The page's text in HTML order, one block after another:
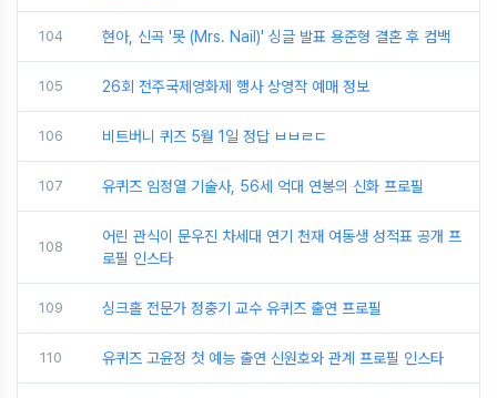
104 현아, 신곡 '못 (Mrs. Nail)' 싱글 발표 용준형 결혼 후 컴백
105 26회 전주국제영화제 행사 상영작 예매 정보
106 비트버니 퀴즈 5월 1일 정답 ㅂㅂㄹㄷ
107 유퀴즈 임정열 기술사, 56세 억대 연봉의 신화 프로필
108
어린 관식이 문우진 차세대 연기 천재 여동생 성적표 공개 프
로필 인스타
109 싱크홀 전문가 정충기 교수 유퀴즈 출연 프로필
110 유퀴즈 고윤정 첫 예능 출연 신원호와 관계 프로필 인스타